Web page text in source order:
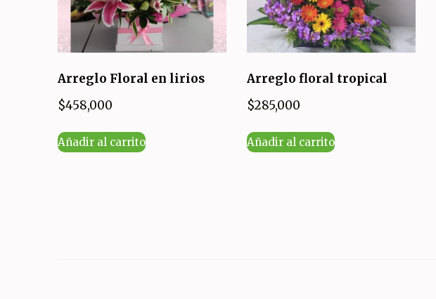
Arreglo Floral en lirios
$458,000
Añadir al carrito
Arreglo floral tropical
$285,000
Añadir al carrito